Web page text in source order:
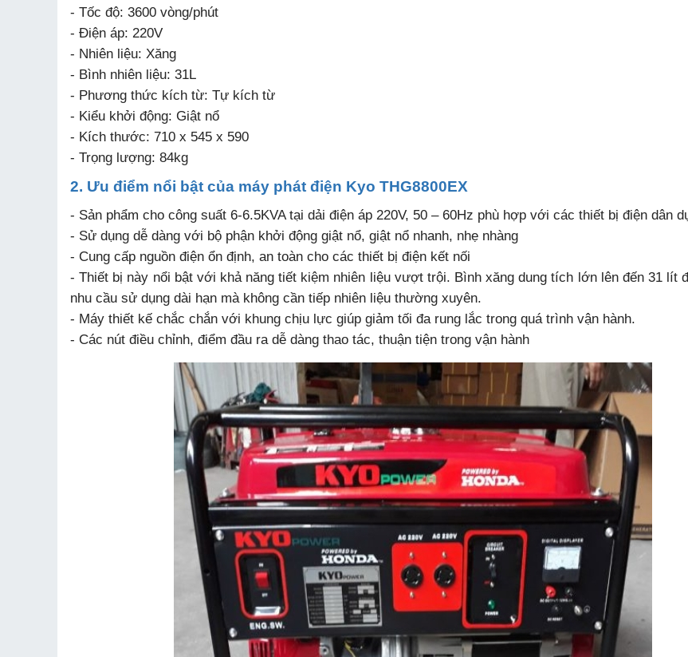
- Tốc độ: 3600 vòng/phút
- Điện áp: 220V
- Nhiên liệu: Xăng
- Bình nhiên liệu: 31L
- Phương thức kích từ: Tự kích từ
- Kiểu khởi động: Giật nổ
- Kích thước: 710 x 545 x 590
- Trọng lượng: 84kg
2. Ưu điểm nổi bật của máy phát điện Kyo THG8800EX
- Sản phẩm cho công suất 6-6.5KVA tại dải điện áp 220V, 50 – 60Hz phù hợp với các thiết bị điện dân
- Sử dụng dễ dàng với bộ phận khởi động giật nổ, giật nổ nhanh, nhẹ nhàng
- Cung cấp nguồn điện ổn định, an toàn cho các thiết bị điện kết nối
- Thiết bị này nổi bật với khả năng tiết kiệm nhiên liệu vượt trội. Bình xăng dung tích lớn lên đến 31 lít
nhu cầu sử dụng dài hạn mà không cần tiếp nhiên liệu thường xuyên.
- Máy thiết kế chắc chắn với khung chịu lực giúp giảm tối đa rung lắc trong quá trình vận hành.
- Các nút điều chỉnh, điểm đầu ra dễ dàng thao tác, thuận tiện trong vận hành